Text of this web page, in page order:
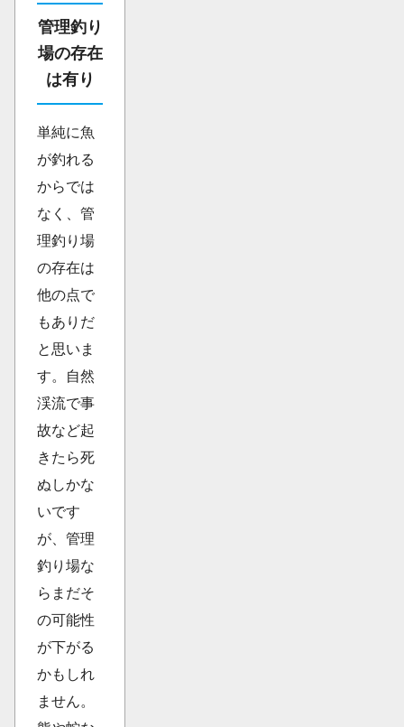
管理釣り
場の存在
は有り
単純に魚
が釣れる
からでは
なく、管
理釣り場
の存在は
他の点で
もありだ
と思いま
す。自然
渓流で事
故など起
きたら死
ぬしかな
いです
が、管理
釣り場な
らまだそ
の可能性
が下がる
かもしれ
ません。